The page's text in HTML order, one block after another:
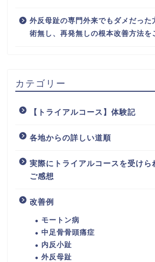
外反母趾の専門外来でもダメだった
術無し、再発無しの根本改善方法を
カテゴリー
【トライアルコース】体験記
各地からの詳しい道順
実際にトライアルコースを受けら
ご感想
改善例
モートン病
中足骨骨頭痛症
内反小趾
外反母趾